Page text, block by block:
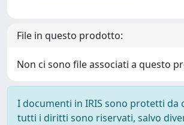
File in questo prodotto:
Non ci sono file associati a questo
I documenti in IRIS sono protetti da
tutti i diritti sono riservati, salvo